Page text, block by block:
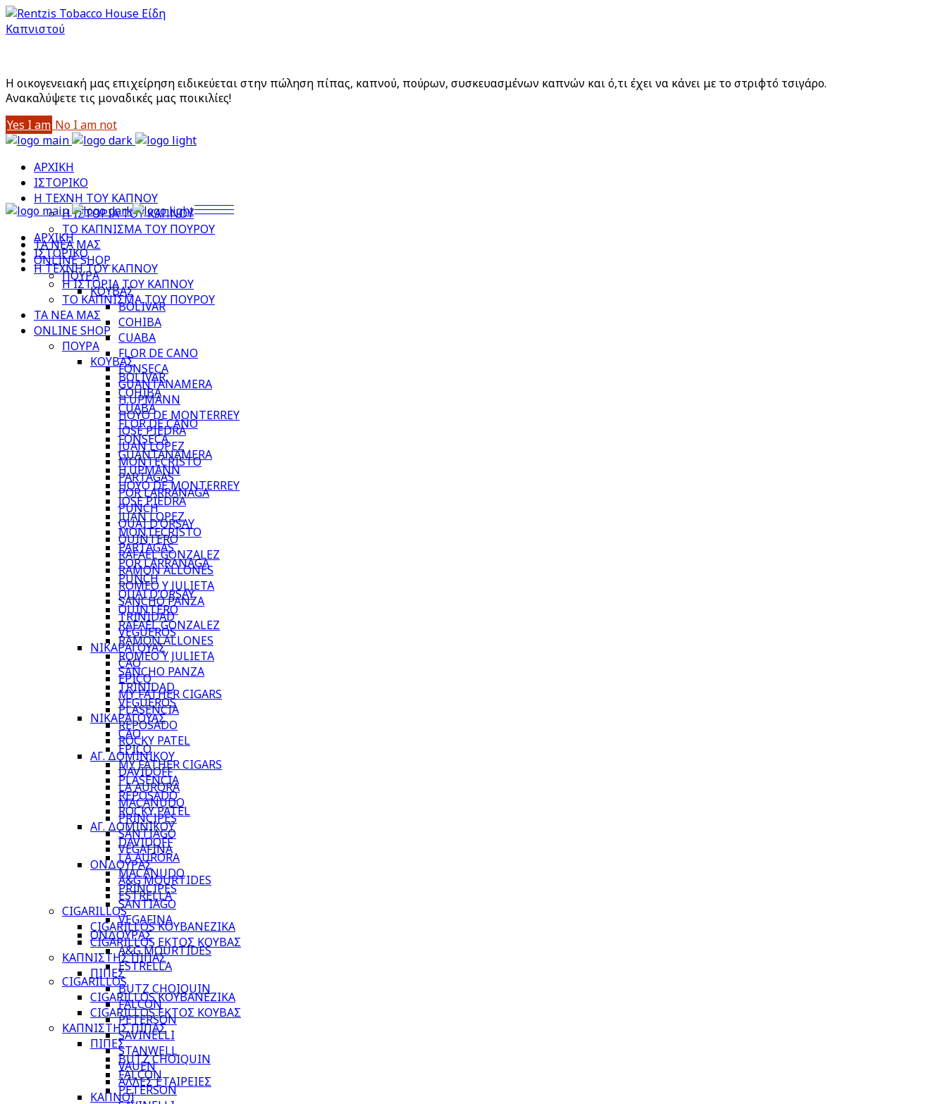
Είστε άνω των 18;
Η οικογενειακή μας επιχείρηση ειδικεύεται στην πώληση πίπας, καπνού, πούρων, συσκευασμένων καπνών και ό,τι έχει να κάνει με το στριφτό τσιγάρο.
Aνακαλύψετε τις μοναδικές μας ποικιλίες!
Yes I am No I am not
ΑΡΧΙΚΗ
ΙΣΤΟΡΙΚΟ
Η ΤΕΧΝΗ ΤΟΥ ΚΑΠΝΟΥ
Η ΙΣΤΟΡΙΑ ΤΟΥ ΚΑΠΝΟΥ
ΤΟ ΚΑΠΝΙΣΜΑ ΤΟΥ ΠΟΥΡΟΥ
ΤΑ ΝΕΑ ΜΑΣ
ONLINE SHOP
ΠΟΥΡΑ
ΚΟΥΒΑΣ
BOLIVAR
COHIBA
CUABA
FLOR DE CANO
FONSECA
GUANTANAMERA
H.UPMANN
HOYO DE MONTERREY
JOSE PIEDRA
JUAN LOPEZ
MONTECRISTO
PARTAGAS
POR LARRANAGA
PUNCH
QUAI D’ORSAY
QUINTERO
RAFAEL GONZALEZ
RAMON ALLONES
ROMEO Y JULIETA
SANCHO PANZA
TRINIDAD
VEGUEROS
ΝΙΚΑΡΑΓΟΥΑΣ
CAO
EPICO
MY FATHER CIGARS
PLASENCIA
REPOSADO
ROCKY PATEL
ΑΓ. ΔΟΜΙΝΙΚΟΥ
DAVIDOFF
LA AURORA
MACANUDO
PRINCIPES
SANTIAGO
VEGAFINA
ΟΝΔΟΥΡΑΣ
A&G MOURTIDES
ESTRELLA
CIGARILLOS
CIGARILLOS ΚΟΥΒΑΝΕΖΙΚΑ
CIGARILLOS ΕΚΤΟΣ ΚΟΥΒΑΣ
ΚΑΠΝΙΣΤΗΣ ΠΙΠΑΣ
ΠΙΠΕΣ
BUTZ CHOIQUIN
FALCON
PETERSON
SAVINELLI
STANWELL
VAUEN
ΑΛΛΕΣ ΕΤΑΙΡΕΙΕΣ
ΚΑΠΝΟΙ
ΑΡΧΙΚΗ
ΙΣΤΟΡΙΚΟ
Η ΤΕΧΝΗ ΤΟΥ ΚΑΠΝΟΥ
Η ΙΣΤΟΡΙΑ ΤΟΥ ΚΑΠΝΟΥ
ΤΟ ΚΑΠΝΙΣΜΑ ΤΟΥ ΠΟΥΡΟΥ
ΤΑ ΝΕΑ ΜΑΣ
ONLINE SHOP
ΠΟΥΡΑ
ΚΟΥΒΑΣ
BOLIVAR
COHIBA
CUABA
FLOR DE CANO
FONSECA
GUANTANAMERA
H.UPMANN
HOYO DE MONTERREY
JOSE PIEDRA
JUAN LOPEZ
MONTECRISTO
PARTAGAS
POR LARRANAGA
PUNCH
QUAI D’ORSAY
QUINTERO
RAFAEL GONZALEZ
RAMON ALLONES
ROMEO Y JULIETA
SANCHO PANZA
TRINIDAD
VEGUEROS
ΝΙΚΑΡΑΓΟΥΑΣ
CAO
EPICO
MY FATHER CIGARS
PLASENCIA
REPOSADO
ROCKY PATEL
ΑΓ. ΔΟΜΙΝΙΚΟΥ
DAVIDOFF
LA AURORA
MACANUDO
PRINCIPES
SANTIAGO
VEGAFINA
ΟΝΔΟΥΡΑΣ
A&G MOURTIDES
ESTRELLA
CIGARILLOS
CIGARILLOS ΚΟΥΒΑΝΕΖΙΚΑ
CIGARILLOS ΕΚΤΟΣ ΚΟΥΒΑΣ
ΚΑΠΝΙΣΤΗΣ ΠΙΠΑΣ
ΠΙΠΕΣ
BUTZ CHOIQUIN
FALCON
PETERSON